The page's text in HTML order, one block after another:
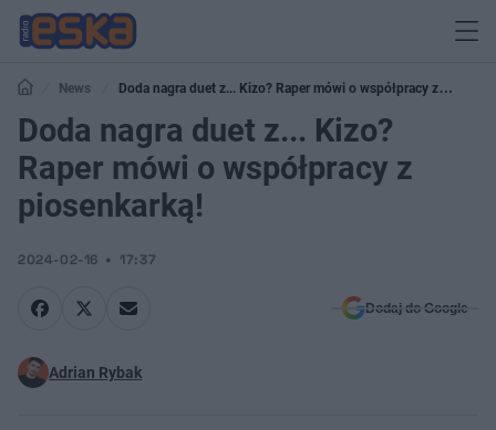
News
Doda nagra duet z... Kizo? Raper mówi o współpracy z
piosenkarką!
Doda nagra duet z... Kizo?
Raper mówi o współpracy z
piosenkarką!
2024-02-16 17:37
Dodaj do Google
Adrian Rybak